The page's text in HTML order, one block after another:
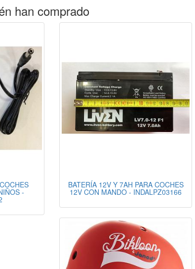
han comprado
-
BATERÍA 12V Y 7AH PARA COCHES
12V CON MANDO - INDALPZ03166